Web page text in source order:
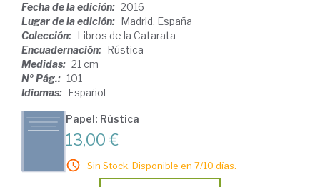
Fecha de la edición: 2016
Lugar de la edición: Madrid. España
Colección: Libros de la Catarata
Encuadernación: Rústica
Medidas: 21 cm
Nº Pág.: 101
Idiomas: Español
Papel: Rústica
13,00 €
Sin Stock. Disponible en 7/10 días.